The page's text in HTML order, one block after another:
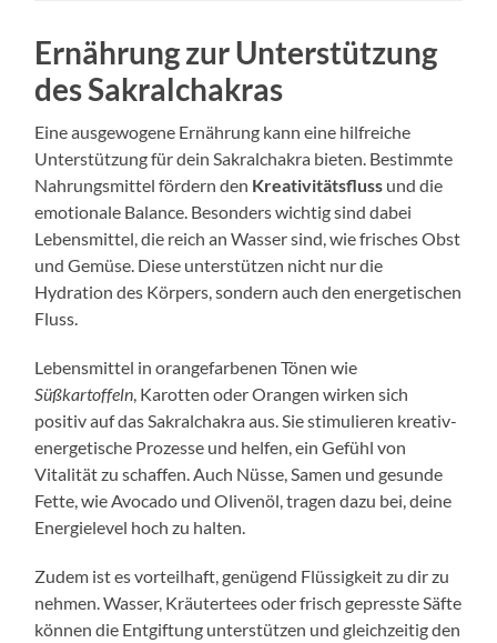
Ernährung zur Unterstützung
des Sakralchakras
Eine ausgewogene Ernährung kann eine hilfreiche
Unterstützung für dein Sakralchakra bieten. Bestimmte
Nahrungsmittel fördern den Kreativitätsfluss und die
emotionale Balance. Besonders wichtig sind dabei
Lebensmittel, die reich an Wasser sind, wie frisches Obst
und Gemüse. Diese unterstützen nicht nur die
Hydration des Körpers, sondern auch den energetischen
Fluss.
Lebensmittel in orangefarbenen Tönen wie
Süßkartoffeln, Karotten oder Orangen wirken sich
positiv auf das Sakralchakra aus. Sie stimulieren kreativ-
energetische Prozesse und helfen, ein Gefühl von
Vitalität zu schaffen. Auch Nüsse, Samen und gesunde
Fette, wie Avocado und Olivenöl, tragen dazu bei, deine
Energielevel hoch zu halten.
Zudem ist es vorteilhaft, genügend Flüssigkeit zu dir zu
nehmen. Wasser, Kräutertees oder frisch gepresste Säfte
können die Entgiftung unterstützen und gleichzeitig den